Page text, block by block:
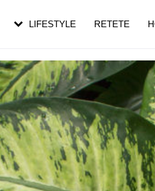
LIFESTYLE RETETE
în vârstă
de